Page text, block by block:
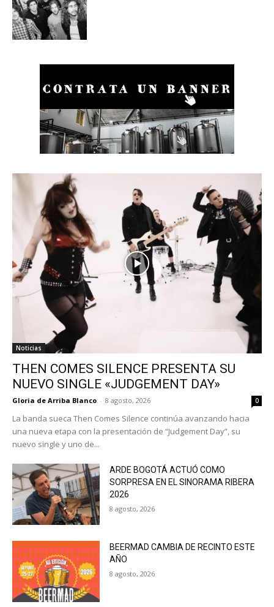
Noticias
THEN COMES SILENCE PRESENTA SU
NUEVO SINGLE «JUDGEMENT DAY»
Gloria de Arriba Blanco - 8 agosto, 2026 0
La banda sueca Then Comes Silence continúa avanzando hacia
una nueva etapa con la presentación de “Judgement Day”, su
nuevo single y uno de...
ARDE BOGOTÁ ACTUÓ COMO
SORPRESA EN EL SINORAMA RIBERA
2026
8 agosto, 2026
BEERMAD CAMBIA DE RECINTO ESTE
AÑO
8 agosto, 2026